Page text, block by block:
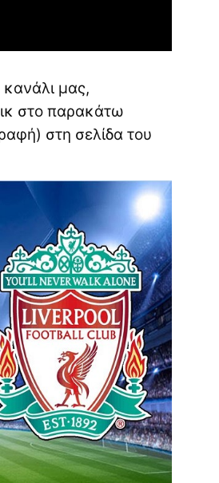
μας,
στο παρακάτω
στη σελίδα του